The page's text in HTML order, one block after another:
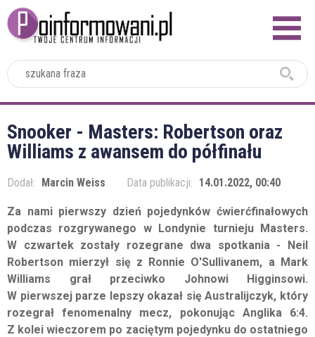
Snooker - Masters: Robertson oraz
Williams z awansem do półfinału
Dodał: Marcin Weiss Data publikacji: 14.01.2022, 00:40
Za nami pierwszy dzień pojedynków ćwierćfinałowych
podczas rozgrywanego w Londynie turnieju Masters.
W czwartek zostały rozegrane dwa spotkania - Neil
Robertson mierzył się z Ronnie O'Sullivanem, a Mark
Williams grał przeciwko Johnowi Higginsowi.
W pierwszej parze lepszy okazał się Australijczyk, który
rozegrał fenomenalny mecz, pokonując Anglika 6:4.
Z kolei wieczorem po zaciętym pojedynku do ostatniego